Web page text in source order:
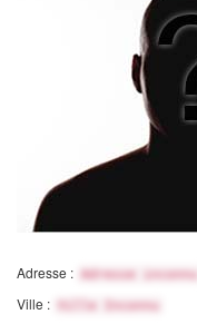
Adresse : Adresse inconnu
Ville : Ville Inconnu